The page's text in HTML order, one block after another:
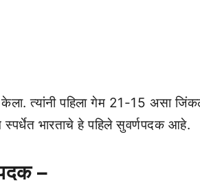
त्यांनी पहिला गेम 21-15 असा
भारताचे हे पहिले सुवर्णपदक आहे.
–